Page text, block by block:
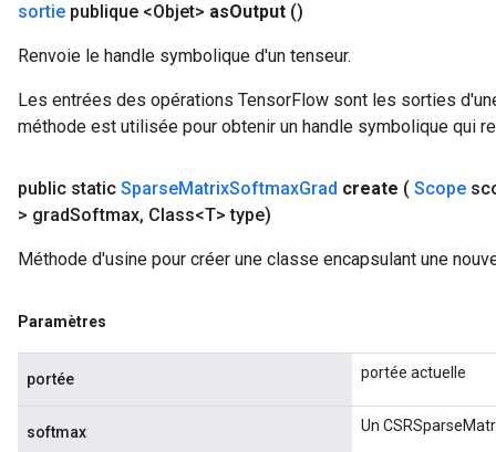
sortie publique <Objet> asOutput ()
Renvoie le handle symbolique d'un tenseur.
Les entrées des opérations TensorFlow sont les sorties
méthode est utilisée pour obtenir un handle symbolique qui
public static SparseMatrixSoftmaxGrad create ( Scope
> gradSoftmax, Class<T> type)
Méthode d'usine pour créer une classe encapsulant une
Paramètres
portée portée actuelle
softmax Un